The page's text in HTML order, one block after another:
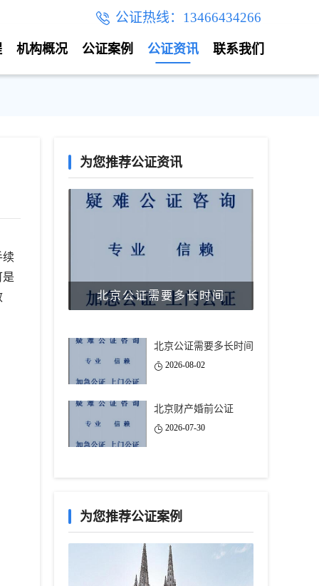
公证热线：13466434266
联系我们
公证资讯
公证案例
机构概况
是
为您推荐公证资讯
北京公证需要多长时间
北京公证需要多长时间
2026-08-02
北京财产婚前公证
2026-07-30
为您推荐公证案例